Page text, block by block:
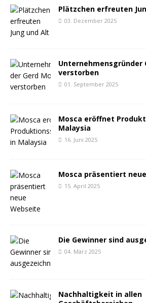
Plätzchen erfreuten
03. Dezember 2025
Unternehmensgründer
verstorben
01. September 2025
Mosca eröffnet
Malaysia
16. Juni 2025
Mosca präsentiert
15. April 2025
Die Gewinner sind
04. März 2025
Nachhaltigkeit in allen